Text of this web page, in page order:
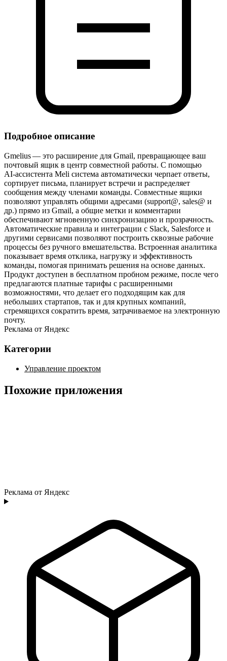
Подробное описание
Gmelius — это расширение для Gmail, превращающее ваш
почтовый ящик в центр совместной работы. С помощью
AI‑ассистента Meli система автоматически черпает ответы,
сортирует письма, планирует встречи и распределяет
сообщения между членами команды. Совместные ящики
позволяют управлять общими адресами (support@, sales@ и
др.) прямо из Gmail, а общие метки и комментарии
обеспечивают мгновенную синхронизацию и прозрачность.
Автоматические правила и интеграции с Slack, Salesforce и
другими сервисами позволяют построить сквозные рабочие
процессы без ручного вмешательства. Встроенная аналитика
показывает время отклика, нагрузку и эффективность
команды, помогая принимать решения на основе данных.
Продукт доступен в бесплатном пробном режиме, после чего
предлагаются платные тарифы с расширенными
возможностями, что делает его подходящим как для
небольших стартапов, так и для крупных компаний,
стремящихся сократить время, затрачиваемое на электронную
почту.
Реклама от Яндекс
Категории
Управление проектом
Похожие приложения
Реклама от Яндекс